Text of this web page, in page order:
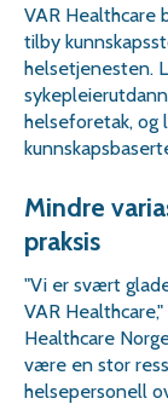
VAR Healthcare
tilby
helsetjenesten.
helseforetak, og
Mindre
praksis
"Vi er svært
VAR
Healthcare
være en stor
helsepersonell